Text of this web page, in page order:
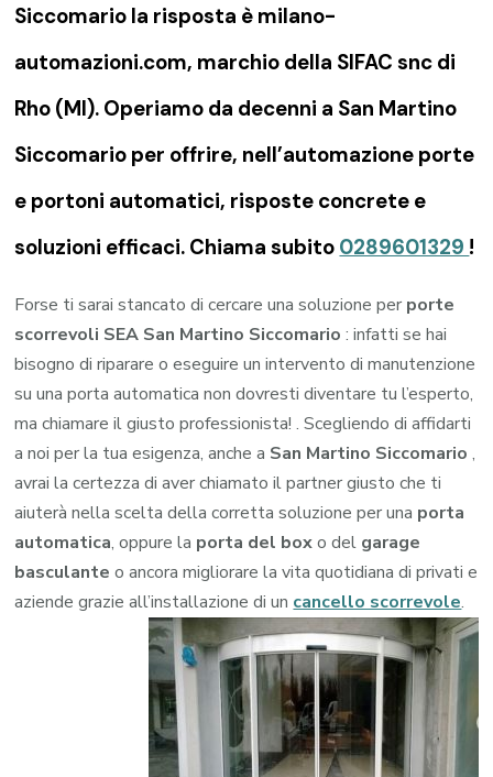
Siccomario la risposta è milano-
automazioni.com, marchio della SIFAC snc di
Rho (MI). Operiamo da decenni a San Martino
Siccomario per offrire, nell’automazione porte
e portoni automatici, risposte concrete e
soluzioni efficaci. Chiama subito 0289601329 !
Forse ti sarai stancato di cercare una soluzione per porte
scorrevoli SEA San Martino Siccomario : infatti se hai
bisogno di riparare o eseguire un intervento di manutenzione
su una porta automatica non dovresti diventare tu l’esperto,
ma chiamare il giusto professionista! . Scegliendo di affidarti
a noi per la tua esigenza, anche a San Martino Siccomario,
avrai la certezza di aver chiamato il partner giusto che ti
aiuterà nella scelta della corretta soluzione per una porta
automatica, oppure la porta del boxo del garage
basculante o ancora migliorare la vita quotidiana di privati e
aziende grazie all’installazione di un cancello scorrevole.